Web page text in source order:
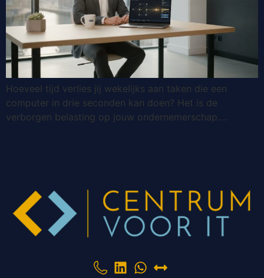
Hoeveel tijd verlies jij wekelijks aan taken die een
computer in drie seconden kan doen? Het is de
verborgen belasting op jouw ondernemerschap….